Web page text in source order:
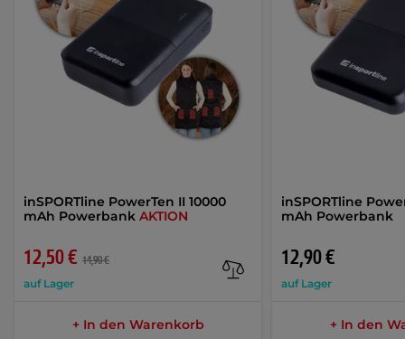
inSPORTline PowerTen II 10000
mAh Powerbank AKTION
12,50 € 14,90 €
auf Lager
+ In den Warenkorb
inSPORTline
mAh Powerbank
12,90 €
auf Lager
+ In den